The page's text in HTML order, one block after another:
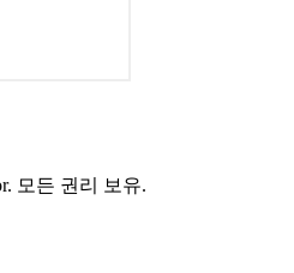
모든 권리 보유.